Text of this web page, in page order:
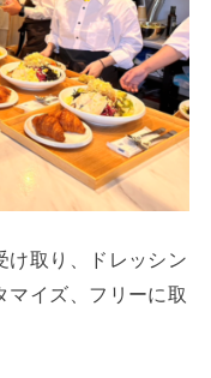
け取り、ドレッシン
マイズ、フリーに取